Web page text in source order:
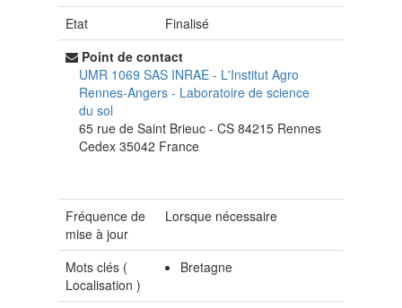
Etat
Finalisé
Point de contact
UMR 1069 SAS INRAE - L'Institut Agro
Rennes-Angers - Laboratoire de science
du sol
65 rue de Saint Brieuc - CS 84215 Rennes
Cedex 35042 France
Fréquence de
mise à jour
Lorsque nécessaire
Mots clés (
Localisation )
Bretagne